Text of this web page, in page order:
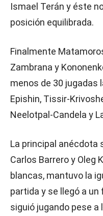
Ismael Terán y éste
posición equilibrada.
Finalmente
Zambrana y
menos de 30 jugadas
Epishin, Tissir-
Neelotpal-Candela y
La principal anécdota
Carlos Barrero y Oleg
blancas, mantuvo la
partida y se llegó a un
siguió jugando pese a